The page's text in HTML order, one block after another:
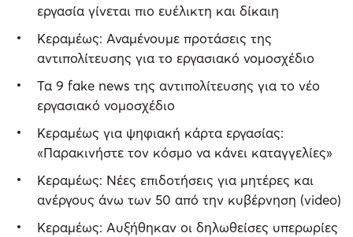
εργασία γίνεται πιο ευέλικτη και δίκαιη
Κεραμέως: Αναμένουμε προτάσεις της
αντιπολίτευσης για το εργασιακό νομοσχέδιο
Τα 9 fake news της αντιπολίτευσης για το νέο
εργασιακό νομοσχέδιο
Κεραμέως για ψηφιακή κάρτα εργασίας:
«Παρακινήστε τον κόσμο να κάνει καταγγελίες»
Κεραμέως: Νέες επιδοτήσεις για μητέρες και
ανέργους άνω των 50 από την κυβέρνηση (video)
Κεραμέως: Αυξήθηκαν οι δηλωθείσες υπερωρίες